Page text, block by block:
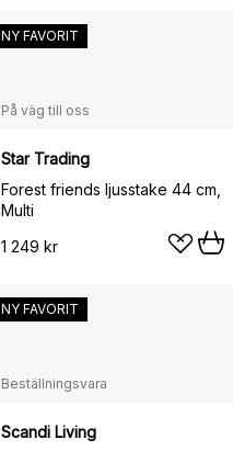
På väg till oss
Star Trading
Forest friends ljusstake 44 cm,
Multi
1 249 kr
NY FAVORIT
Beställningsvara
Scandi Living
NY FAVORIT